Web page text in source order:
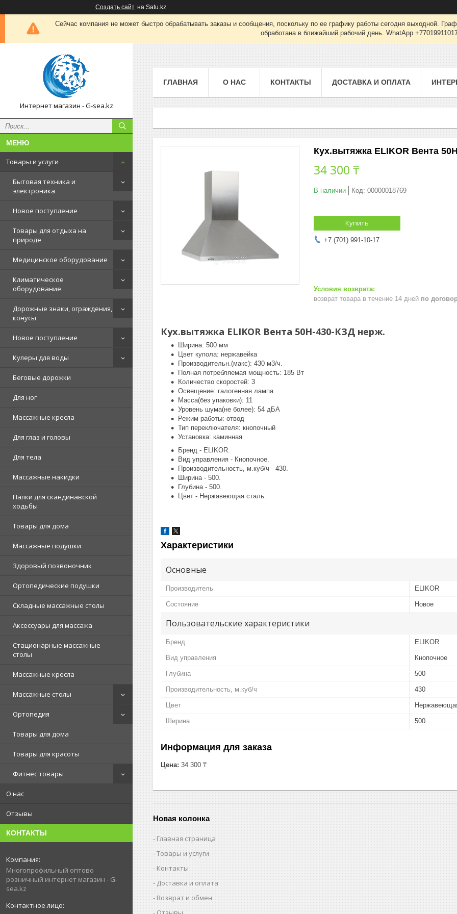
Создать сайт на Satu.kz
Сейчас компания не может быстро обрабатывать заказы и сообщения, поскольку по ее графику работы сегодня выходной.
обработана в ближайший рабочий день. WhatApp
Интернет магазин - G-sea.kz
Товары и услуги
Бытовая техника и
электроника
Новое поступление
Товары для отдыха на
природе
Медицинское оборудование
Климатическое
оборудование
Дорожные знаки, ограждения,
конусы
Новое поступление
Кулеры для воды
Беговые дорожки
Для ног
Массажные кресла
Для глаз и головы
Для тела
Массажные накидки
Палки для скандинавской
ходьбы
Товары для дома
Массажные подушки
Здоровый позвоночник
Ортопедические подушки
Складные массажные столы
Аксессуары для массажа
Стационарные массажные
столы
Массажные кресла
Массажные столы
Ортопедия
Товары для дома
Товары для красоты
Фитнес товары
О нас
Отзывы
КОНТАКТЫ
Многопрофильный оптово
розничный интернет магазин - G-
sea.kz
ГЛАВНАЯ О НАС КОНТАКТЫ ДОСТАВКА И ОПЛАТА
Кух.вытяжка ELIKOR Вента
34 300 ₸
В наличии Код: 00000018769
Купить
+7 (701) 991-10-17
возврат товара в течение 14 дней по
Кух.вытяжка ELIKOR Вента 50Н-430-КЗД нерж.
Ширина: 500 мм
Цвет купола: нержавейка
Производительн.(макс): 430 м3/ч.
Полная потребляемая мощность: 185 Вт
Количество скоростей: 3
Освещение: галогенная лампа
Масса(без упаковки): 11
Уровень шума(не более): 54 дБА
Режим работы: отвод
Тип переключателя: кнопочный
Установка: каминная
Бренд - ELIKOR.
Вид управления - Кнопочное.
Производительность, м.куб/ч - 430.
Ширина - 500.
Глубина - 500.
Цвет - Нержавеющая сталь.
Характеристики
Основные
Производитель ELIKOR
Состояние Новое
Пользовательские характеристики
Бренд ELIKOR
Вид управления Кнопочное
Глубина 500
Производительность, м.куб/ч 430
Цвет
Ширина 500
Информация для заказа
Цена: 34 300 ₸
Новая колонка
Главная страница
Товары и услуги
Контакты
Доставка и оплата
Возврат и обмен